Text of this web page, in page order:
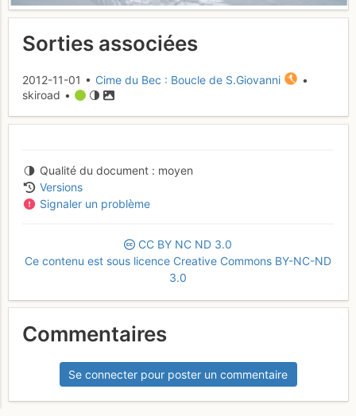
Sorties associées
2012-11-01 • Cime du Bec : Boucle de S.Giovanni
•
skiroad •
Qualité du document
moyen
Versions
Signaler un problème
CC BY NC ND 3.0
Ce contenu est sous licence Creative Commons BY-NC-ND
3.0
Commentaires
Se connecter pour poster un commentaire